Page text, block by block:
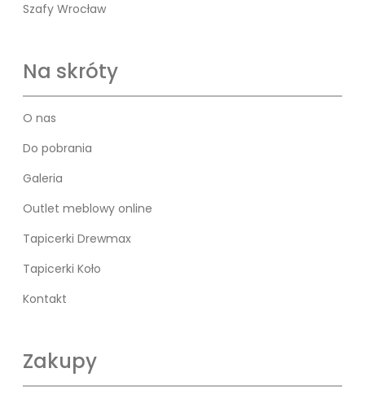
Szafy Wrocław
Na skróty
O nas
Do pobrania
Galeria
Outlet meblowy online
Tapicerki Drewmax
Tapicerki Koło
Kontakt
Zakupy